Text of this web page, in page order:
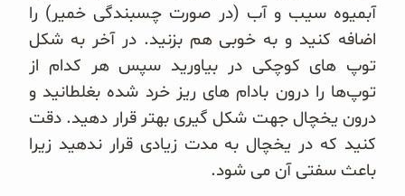
آبمیوه سیب و آب (در صورت چسبندگی خمیر) را
اضافه کنید و به خوبی هم بزنید. در آخر به شکل
توپ های کوچکی در بیاورید سپس هر کدام از
توپ‌ها را درون بادام های ریز خرد شده بغلطانید و
درون یخچال جهت شکل گیری بهتر قرار دهید. دقت
کنید که در یخچال به مدت زیادی قرار ندهید زیرا
باعث سفتی آن می شود.